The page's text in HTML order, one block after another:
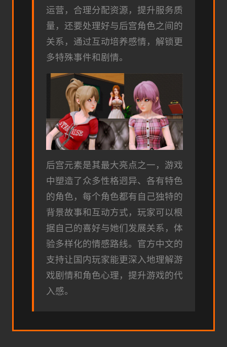
运营，合理分配资源，提升服务质
量，还要处理好与后宫角色之间的
关系，通过互动培养感情，解锁更
多特殊事件和剧情。
后宫元素是其最大亮点之一，游戏
中塑造了众多性格迥异、各有特色
的角色，每个角色都有自己独特的
背景故事和互动方式，玩家可以根
据自己的喜好与她们发展关系，体
验多样化的情感路线。官方中文的
支持让国内玩家能更深入地理解游
戏剧情和角色心理，提升游戏的代
入感。